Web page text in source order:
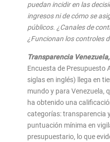
puedan incidir en las
ingresos ni de cómo se
públicos. ¿Canales de
¿Funcionan los controles
Transparencia
Encuesta de Presupuesto
siglas en inglés) llega en
mundo y para Venezuela,
ha obtenido una
categorías: transparencia
puntuación mínima en
presupuestario, lo que